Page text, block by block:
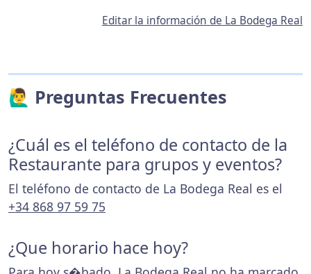
Editar la información de La Bodega Real
🙋‍♂️ Preguntas Frecuentes
¿Cuál es el teléfono de contacto de la
Restaurante para grupos y eventos?
El teléfono de contacto de La Bodega Real es el
+34 868 97 59 75
¿Que horario hace hoy?